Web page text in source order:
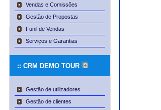
Vendas e Comissões
Gestão de Propostas
Funil de Vendas
Serviços e Garantias
:: CRM DEMO TOUR
Gestão de utilizadores
Gestão de clientes